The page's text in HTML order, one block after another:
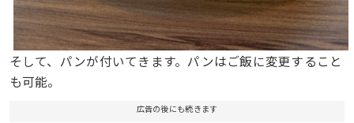
そして、パンが付いてきます。パンはご飯に変更すること
も可能。
広告の後にも続きます